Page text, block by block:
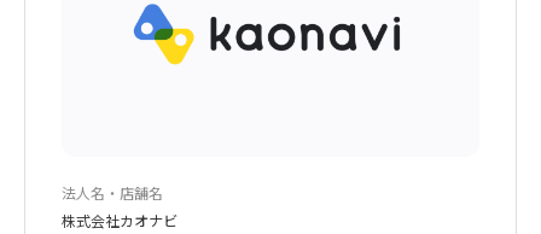
法人名・店舗名
株式会社カオナビ